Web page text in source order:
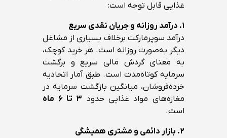
غذایی قابل توجه است:
۱. درآمد روزانه و جریان نقدی سریع
درآمد سوپرمارکت برخلاف بسیاری از مشاغل
دیگر به‌صورت روزانه است. هر خرید کوچک،
به معنای گردش مالی سریع و برگشت
سرمایه کوتاه‌مدت است. طبق آمار اتحادیه
خرده‌فروشان، میانگین بازگشت سرمایه در
مغازه‌های مواد غذایی حدود ۳ تا ۶ ماه
است.
۲. بازار دائمی و مشتری همیشگی